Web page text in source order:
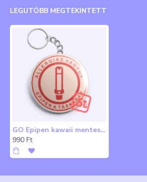
LEGUTÓBB MEGTEKINTETT
GO Epipen kawaii mentes üvegbontós kulcstartó
990 Ft